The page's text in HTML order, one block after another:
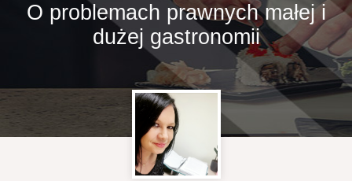
O problemach prawnych małej i
dużej gastronomii